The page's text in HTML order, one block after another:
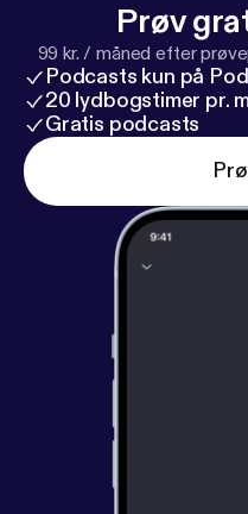
Prøv
99 kr. / måned efter
Podcasts kun på
20 lydbogstimer pr.
Gratis podcasts